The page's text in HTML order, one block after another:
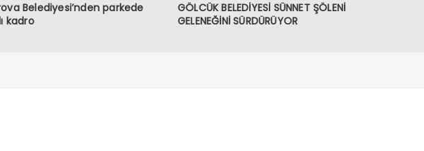
Belediyesi’nden parkede
kadro
GÖLCÜK BELEDİYESİ SÜNNET ŞÖLENİ
GELENEĞİNİ SÜRDÜRÜYOR